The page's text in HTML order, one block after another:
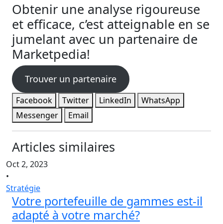
Obtenir une analyse rigoureuse
et efficace, c’est atteignable en se
jumelant avec un partenaire de
Marketpedia!
Trouver un partenaire
Facebook Twitter LinkedIn
WhatsApp
Messenger
Email
Articles similaires
Oct 2, 2023
•
Stratégie
Votre portefeuille de gammes est-il
adapté à votre marché?